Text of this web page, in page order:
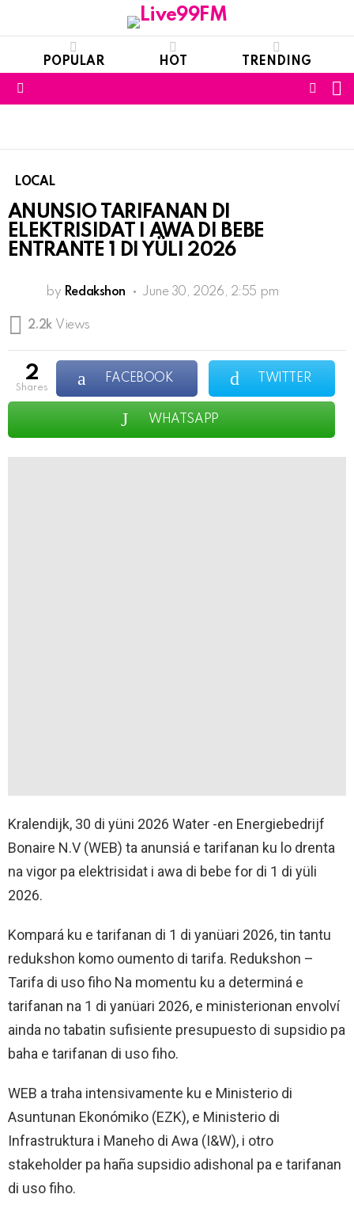
POPULAR HOT TRENDING
LOCAL
ANUNSIO TARIFANAN DI
ELEKTRISIDAT I AWA DI BEBE
ENTRANTE 1 DI YÜLI 2026
by Redakshon June 30, 2026, 2:55 pm
2.2k Views
2
shares
FACEBOOK TWITTER
WHATSAPP
Kralendijk, 30 di yüni 2026 Water -en Energiebedrijf
Bonaire N.V (WEB) ta anunsiá e tarifanan ku lo drenta
na vigor pa elektrisidat i awa di bebe for di 1 di yüli
2026.
Kompará ku e tarifanan di 1 di yanüari 2026, tin tantu
redukshon komo oumento di tarifa. Redukshon –
Tarifa di uso fiho Na momentu ku a determiná e
tarifanan na 1 di yanüari 2026, e ministerionan envolví
ainda no tabatin sufisiente presupuesto di supsidio pa
baha e tarifanan di uso fiho.
WEB a traha intensivamente ku e Ministerio di
Asuntunan Ekonómiko (EZK), e Ministerio di
Infrastruktura i Maneho di Awa (I&W), i otro
stakeholder pa haña supsidio adishonal pa e tarifanan
di uso fiho.